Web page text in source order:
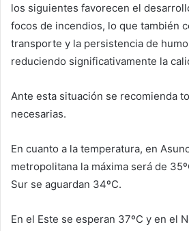
los siguientes favorecen el
focos de incendios, lo que también
transporte y la persistencia de
reduciendo significativamente la
Ante esta situación se recomienda
necesarias.
En cuanto a la temperatura, en
metropolitana la máxima será de
Sur se aguardan 34ºC.
En el Este se esperan 37ºC y en el